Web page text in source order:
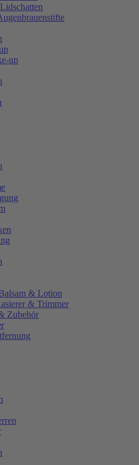
up
& Lotion
& Trimmer
Zubehör